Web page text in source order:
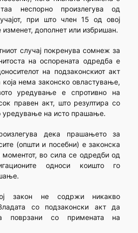
неспорно произлегува од
при што член 15 од овој
изменет, дополнет или избришан.
случај покренува сомнеж за
на оспорената одредба е
на подзаконскиот акт
која нема законско овластување,
уредување е спротивно на
правен акт, што резултира со
уредување на исто прашање.
дека прашањето за
(општи и посебни) е законска
моментот, во сила се одредби од
односи коишто го
закон не содржи никакво
со подзаконски акт да
поврзани со примената на